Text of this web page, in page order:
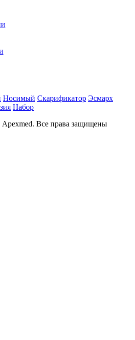
Носимый Скарификатор Эсмарх
Набор
Все права защищены